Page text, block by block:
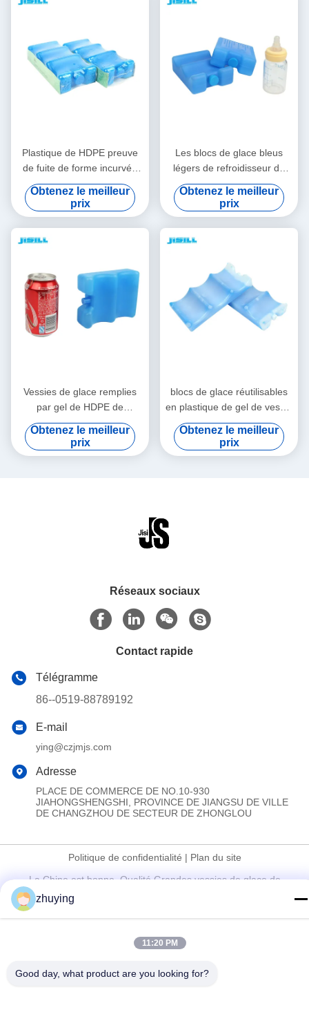
Plastique de HDPE preuve
de fuite de forme incurvée
de 6 de paquet à bière
vessies de glace froides de
bouteille
Obtenez le meilleur
prix
Les blocs de glace bleus
légers de refroidisseur de
vessies de glace de lait
maternel 4 peuvent non
toxique
Obtenez le meilleur
prix
Vessies de glace remplies
par gel de HDPE de
catégorie comestible de
rendement élevé pour le
refroidisseur BPA librement
Obtenez le meilleur
prix
blocs de glace réutilisables
en plastique de gel de vessie
de glace de lait maternel
600ml pour les sacs frais
Obtenez le meilleur
prix
Réseaux sociaux
Contact rapide
Télégramme
86--0519-88789192
E-mail
ying@czjmjs.com
Adresse
PLACE DE COMMERCE DE NO.10-930
JIAHONGSHENGSHI, PROVINCE DE JIANGSU DE VILLE
DE CHANGZHOU DE SECTEUR DE ZHONGLOU
Politique de confidentialité | Plan du site
La Chine est bonne. Qualité Grandes vessies de glace de
refroidisseur Fournisseur. Copyright © 2017-2026 Changzhou jisi
cold chain technology Co.,ltd Tout. Les droits sont réservés.
zhuying
11:20 PM
Good day, what product are you looking for?